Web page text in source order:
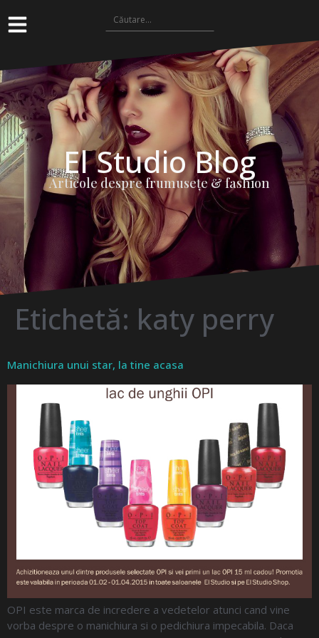
El Studio Blog
Articole despre frumuseţe & fashion
Etichetă: katy perry
Manichiura unui star, la tine acasa
OPI este marca de incredere a vedetelor atunci cand vine
vorba despre o manichiura si o pedichiura impecabila. Daca